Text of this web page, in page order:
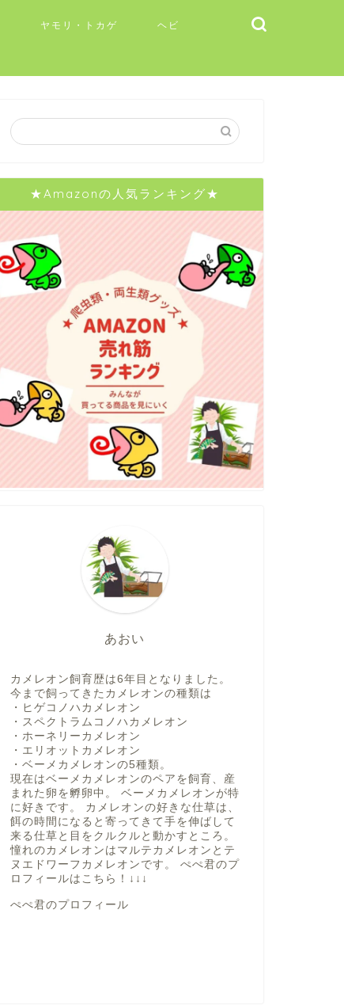
ヤモリ・トカゲ ヘビ
★Amazonの人気ランキング★
あおい
カメレオン飼育歴は6年目となりました。
今まで飼ってきたカメレオンの種類は
・ヒゲコノハカメレオン
・スペクトラムコノハカメレオン
・ホーネリーカメレオン
・エリオットカメレオン
・ベーメカメレオンの5種類。
現在はベーメカメレオンのペアを飼育、産
まれた卵を孵卵中。 ベーメカメレオンが特
に好きです。 カメレオンの好きな仕草は、
餌の時間になると寄ってきて手を伸ばして
来る仕草と目をクルクルと動かすところ。
憧れのカメレオンはマルテカメレオンとテ
ヌエドワーフカメレオンです。 ぺぺ君のプ
ロフィールは こちら！ ↓↓↓
ぺぺ君のプロフィール